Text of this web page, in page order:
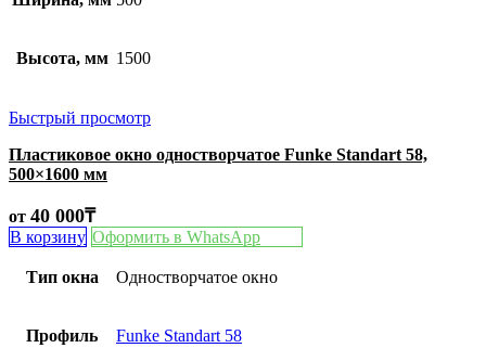
Высота, мм 1500
Быстрый просмотр
Пластиковое окно одностворчатое Funke Standart 58,
500×1600 мм
от 40 000₸
В корзину Оформить в WhatsApp
Тип окна Одностворчатое окно
Профиль Funke Standart 58